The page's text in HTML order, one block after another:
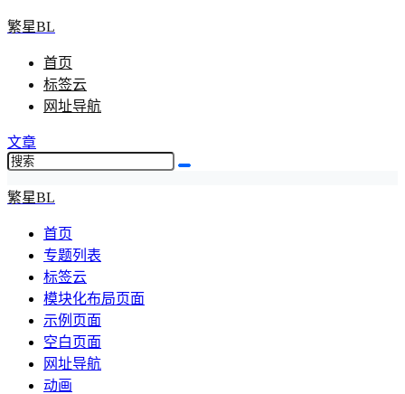
繁星BL
首页
标签云
网址导航
文章
繁星BL
首页
专题列表
标签云
模块化布局页面
示例页面
空白页面
网址导航
动画